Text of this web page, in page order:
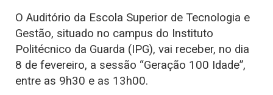
O Auditório da Escola Superior de Tecnologia e
Gestão, situado no campus do Instituto
Politécnico da Guarda (IPG), vai receber, no dia
8 de fevereiro, a sessão “Geração 100 Idade”,
entre as 9h30 e as 13h00.